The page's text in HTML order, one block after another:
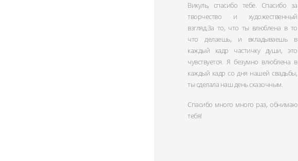
Викуль, спасибо тебе. Спасибо за
творчество и художественный
взгляд.За то, что ты влюблена в то
что делаешь, и вкладываешь в
каждый кадр частичку души, это
чувствуется. Я безумно влюблена в
каждый кадр со дня нашей свадьбы,
ты сделала наш день сказочным.
Спасибо много много раз, обнимаю
тебя!